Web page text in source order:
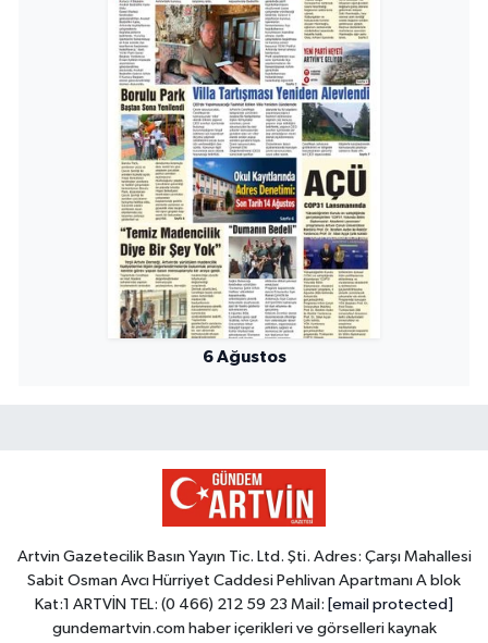
6 Ağustos
Artvin Gazetecilik Basın Yayın Tic. Ltd. Şti. Adres: Çarşı Mahallesi
Sabit Osman Avcı Hürriyet Caddesi Pehlivan Apartmanı A blok
Kat:1 ARTVİN TEL: (0 466) 212 59 23 Mail: [email protected]
gundemartvin.com haber içerikleri ve görselleri kaynak